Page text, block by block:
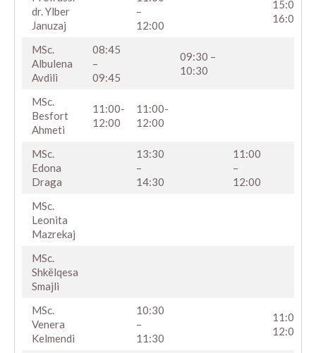
dr. Ylber
Januzaj
–
12:00
15:00 –
16:00
MSc.
Albulena
Avdili
08:45
–
09:45
09:30 –
10:30
MSc.
Besfort
Ahmeti
11:00-
12:00
11:00-
12:00
MSc.
Edona
Draga
13:30
–
14:30
11:00
–
12:00
MSc.
Leonita
Mazrekaj
MSc.
Shkëlqesa
Smajli
MSc.
Venera
Kelmendi
10:30
–
11:30
11:00 –
12:00